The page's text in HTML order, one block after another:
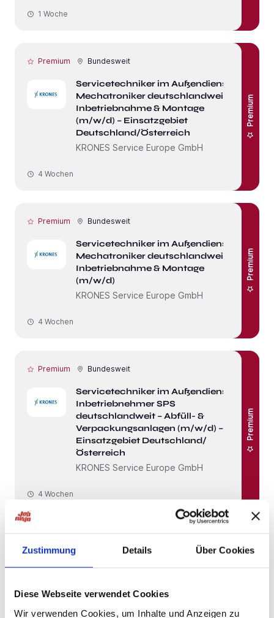
Zustimmung Details Über Cookies
Diese Webseite verwendet Cookies
Wir verwenden Cookies, um Inhalte und Anzeigen zu
1 Woche
Premium Bundesweit
Servicetechniker im Außendienst /
Mechatroniker deutschlandweit –
Inbetriebnahme & Montage
(m/w/d) – Einsatzgebiet
Deutschland/Österreich
KRONES Service Europe GmbH
Premium
4 Wochen
Premium Bundesweit
Servicetechniker im Außendienst /
Mechatroniker deutschlandweit –
Inbetriebnahme & Montage
(m/w/d)
KRONES Service Europe GmbH
Premium
4 Wochen
Premium Bundesweit
Servicetechniker im Außendienst /
Inbetriebnehmer SPS
deutschlandweit – Abfüll- &
Verpackungsanlagen (m/w/d) –
Einsatzgebiet Deutschland/
Österreich
KRONES Service Europe GmbH
Premium
4 Wochen
deutschlandweit – Abfüll- &
Verpackungsanlagen (m/w/d)
KRONES Service Europe GmbH